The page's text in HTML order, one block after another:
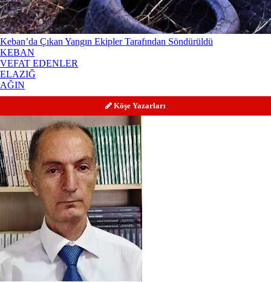
Keban’da Çıkan Yangın Ekipler Tarafından Söndürüldü
KEBAN
VEFAT EDENLER
ELAZIĞ
AĞIN
Köşe Yazarları